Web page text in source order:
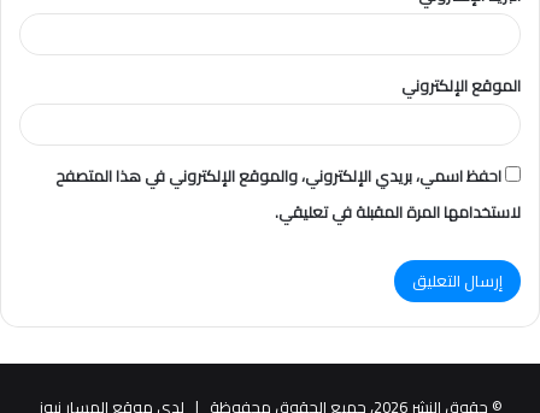
الموقع الإلكتروني
احفظ اسمي، بريدي الإلكتروني، والموقع الإلكتروني في هذا المتصفح
لاستخدامها المرة المقبلة في تعليقي.
© حقوق النشر 2026، جميع الحقوق محفوظة | لدى موقع المسار نيوز